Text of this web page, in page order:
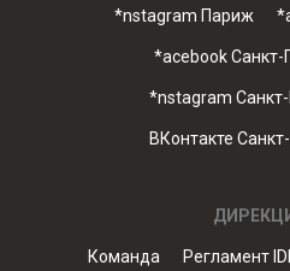
*nstagram Париж
*acebook Санкт-
*nstagram Санкт-
ВКонтакте
Команда Регламент